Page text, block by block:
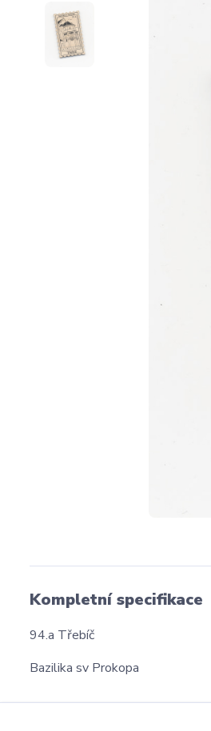
Kompletní specifikace
94.a Třebíč
Bazilika sv Prokopa